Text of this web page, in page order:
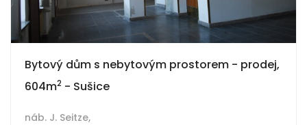
Bytový dům s nebytovým prostorem - prodej,
604m2 - Sušice
náb. J. Seitze,